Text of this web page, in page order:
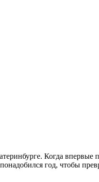
Когда впервые
год, чтобы